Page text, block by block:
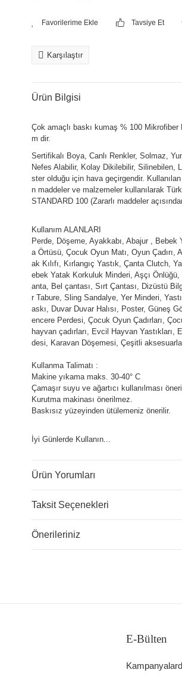
Tavsiye Et
Karşılaştır
Ürün Bilgisi
Çok amaçlı baskı kumaş % 100
m dir.
Sertifikalı Boya, Canlı Renkler, Solmaz,
Nefes Alabilir, Kolay Dikilebilir, Silinebilen,
ster olduğu için hava geçirgendir.
n maddeler ve malzemeler kullanılarak
STANDARD 100 (Zararlı maddeler
Kullanım ALANLARI
Perde, Döşeme, Ayakkabı, Abajur , Bebek
a Örtüsü, Çocuk Oyun Matı, Oyun
ak Kılıfı, Kırlangıç Yastık, Çanta Clutch,
ebek Yatak Korkuluk Minderi, Aşçı
anta, Bel çantası, Sırt Çantası, Dizüstü
r Tabure, Sling Sandalye, Yer Minderi,
askı, Duvar Duvar Halısı, Poster, Güneş
encere Perdesi, Çocuk Oyun Çadırları,
hayvan çadırları, Evcil Hayvan
desi, Karavan Döşemesi, Çeşitli
Kullanma Talimatı :
Makine yıkama maks. 30-40° C
Çamaşır suyu ve ağartıcı kullanılması
Kurutma makinası önerilmez.
Baskısız yüzeyinden ütülemeniz önerilir.
İyi Günlerde Kullanın...
Ürün Yorumları
Taksit Seçenekleri
Önerileriniz
E-Bülten